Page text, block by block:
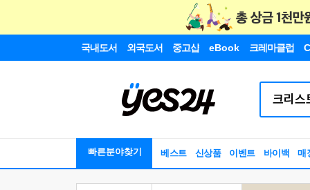
국내도서 외국도서 중고샵 eBook 크레마클럽
빠른분야찾기 베스트 신상품 이벤트 바이백 매